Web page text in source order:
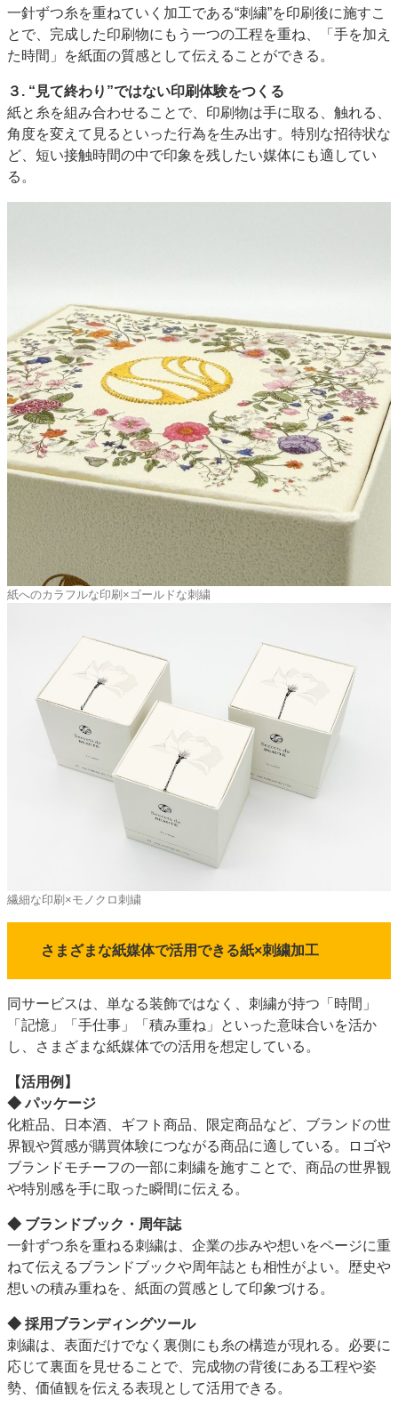
一針ずつ糸を重ねていく加工である“刺繍”を印刷後に施すこ
とで、完成した印刷物にもう一つの工程を重ね、「手を加え
た時間」を紙面の質感として伝えることができる。
３. “見て終わり”ではない印刷体験をつくる
紙と糸を組み合わせることで、印刷物は手に取る、触れる、
角度を変えて見るといった行為を生み出す。特別な招待状な
ど、短い接触時間の中で印象を残したい媒体にも適してい
る。
紙へのカラフルな印刷×ゴールドな刺繍
繊細な印刷×モノクロ刺繍
さまざまな紙媒体で活用できる紙×刺繍加工
同サービスは、単なる装飾ではなく、刺繍が持つ「時間」
「記憶」「手仕事」「積み重ね」といった意味合いを活か
し、さまざまな紙媒体での活用を想定している。
【活用例】
◆ パッケージ
化粧品、日本酒、ギフト商品、限定商品など、ブランドの世
界観や質感が購買体験につながる商品に適している。ロゴや
ブランドモチーフの一部に刺繍を施すことで、商品の世界観
や特別感を手に取った瞬間に伝える。
◆ ブランドブック・周年誌
一針ずつ糸を重ねる刺繍は、企業の歩みや想いをページに重
ねて伝えるブランドブックや周年誌とも相性がよい。歴史や
想いの積み重ねを、紙面の質感として印象づける。
◆ 採用ブランディングツール
刺繍は、表面だけでなく裏側にも糸の構造が現れる。必要に
応じて裏面を見せることで、完成物の背後にある工程や姿
勢、価値観を伝える表現として活用できる。